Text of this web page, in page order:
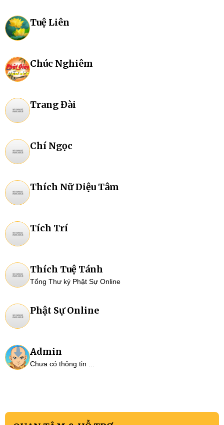
Tuệ Liên
Chúc Nghiêm
Trang Đài
Chí Ngọc
Thích Nữ Diệu Tâm
Tích Trí
Thích Tuệ Tánh
Tổng Thư ký Phật Sự Online
Phật Sự Online
Admin
Chưa có thông tin ...